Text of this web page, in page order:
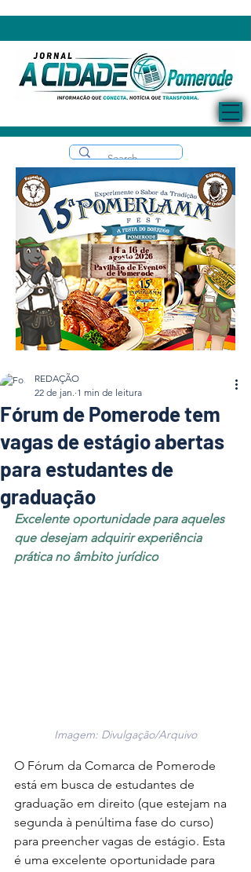
Fórum de Pomerode tem
vagas de estágio abertas
para estudantes de
graduação
REDAÇÃO
22 de jan. 1 min de leitura
Excelente oportunidade para aqueles
que desejam adquirir experiência
prática no âmbito jurídico
Imagem: Divulgação/Arquivo
O Fórum da Comarca de Pomerode
está em busca de estudantes de
graduação em direito (que estejam na
segunda à penúltima fase do curso)
para preencher vagas de estágio. Esta
é uma excelente oportunidade para